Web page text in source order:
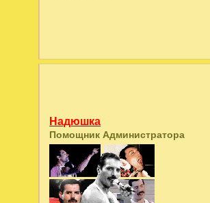
Надюшка
Помощник Администратора